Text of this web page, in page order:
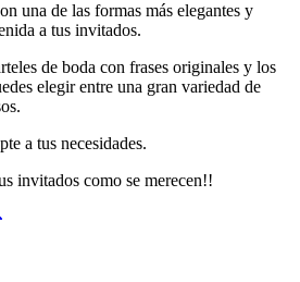
una de las formas más elegantes y
a tus invitados.
de boda con frases originales y los
elegir entre una gran variedad de
a tus necesidades.
invitados como se merecen!!